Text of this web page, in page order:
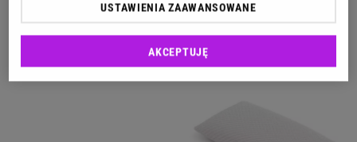
USTAWIENIA ZAAWANSOWANE
AKCEPTUJĘ